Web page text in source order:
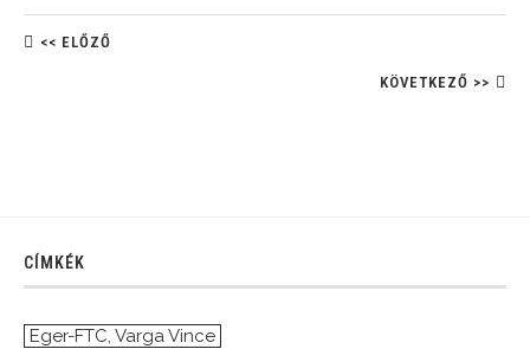
<< ELŐZŐ
KÖVETKEZŐ >>
CÍMKÉK
Eger-FTC, Varga Vince